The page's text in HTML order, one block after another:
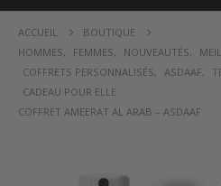
ACCUEIL
BOUTIQUE
HOMMES, FEMMES, NOUVEAUTÉS,
COFFRETS PERSONNALISÉS, ASDAAF,
CADEAU POUR ELLE
COFFRET AMEERAT AL ARAB – ASDAAF